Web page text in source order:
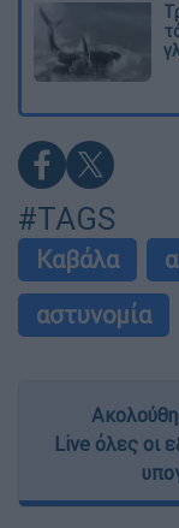
#TAGS
Καβάλα
αστυνομία
Live όλες οι